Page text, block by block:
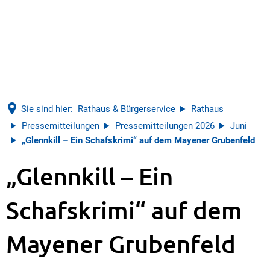
Sie sind hier: Rathaus & Bürgerservice
Rathaus
Pressemitteilungen
Pressemitteilungen 2026
Juni
„Glennkill – Ein Schafskrimi“ auf dem Mayener Grubenfeld
„Glennkill – Ein
Schafskrimi“ auf dem
Mayener Grubenfeld